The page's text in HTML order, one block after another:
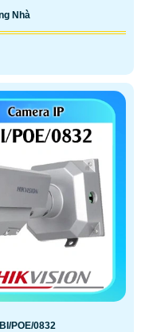
Nhà
POE/0832